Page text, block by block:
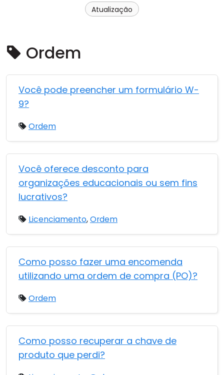
Atualização
Ordem
Você pode preencher um formulário W-
9?
Ordem
Você oferece desconto para
organizações educacionais ou sem fins
lucrativos?
Licenciamento,Ordem
Como posso fazer uma encomenda
utilizando uma ordem de compra (PO)?
Ordem
Como posso recuperar a chave de
produto que perdi?